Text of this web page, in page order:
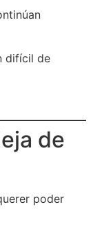
difícil de
de
poder